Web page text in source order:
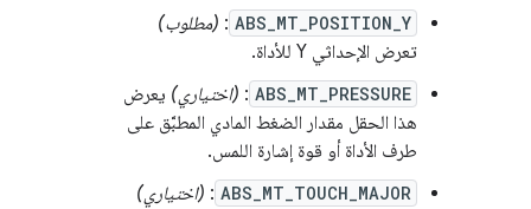
ABS_MT_POSITION_Y
: (مطلوب)
تعرض الإحداثي Y للأداة.
ABS_MT_PRESSURE
: (اختياري) يعرض
هذا الحقل مقدار الضغط المادي المطبَّق على
طرف الأداة أو قوة إشارة اللمس.
ABS_MT_TOUCH_MAJOR
: (اختياري)